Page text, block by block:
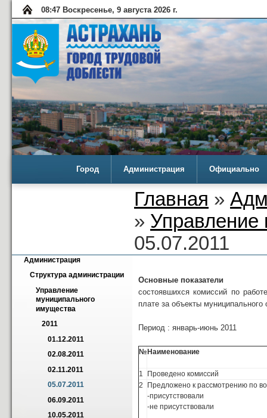
08:47 Воскресенье, 9 августа 2026 г.
Город Администрация Официально
Главная »
» Управление
05.07.2011
Администрация
Структура администрации
Управление
муниципального
имущества
2011
01.12.2011
02.08.2011
02.11.2011
05.07.2011
06.09.2011
10.05.2011
Основные показатели
состоявшихся комиссий по
плате за объекты
Период : январь-июнь 2011
№ Наименование
1
Проведено комиссий
2
Предложено к рассмотрению по
-присутствовали
-не присутствовали